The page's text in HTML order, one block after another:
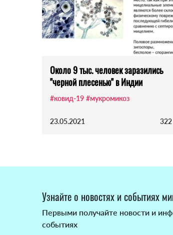
Около 9 тыс. человек заразились
"черной плесенью" в Индии
#ковид-19 #мукромикоз
23.05.2021 322
Узнайте о новостях и событиях
Первыми получайте новости и
событиях